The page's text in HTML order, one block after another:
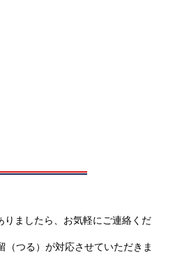
りましたら、お気軽にご連絡くだ
（つる）が対応させていただきま